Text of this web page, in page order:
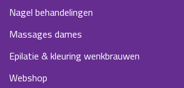
Nagel behandelingen
Massages dames
Epilatie & kleuring wenkbrauwen
Webshop